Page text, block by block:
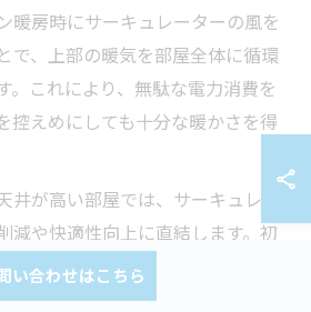
暖房時にサーキュレーターの風を
で、上部の暖気を部屋全体に循環
。これにより、無駄な電力消費を
控えめにしても十分な暖かさを得
井が高い部屋では、サーキュレー
減や快適性向上に直結します。初
試し、効果を実感しながら調整す
い合わせはこちら